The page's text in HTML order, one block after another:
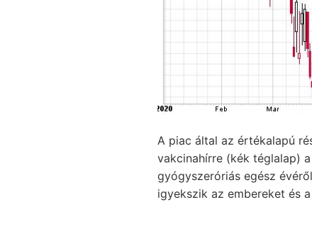
A piac által az értékalapú
vakcinahírre (kék téglalap)
gyógyszeróriás egész
igyekszik az embereket és